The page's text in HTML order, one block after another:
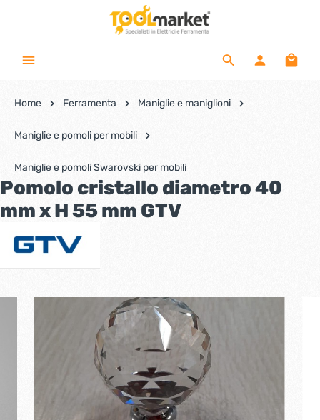
Home Ferramenta Maniglie e maniglioni
Maniglie e pomoli per mobili
Maniglie e pomoli Swarovski per mobili
Pomolo cristallo diametro 40
mm x H 55 mm GTV